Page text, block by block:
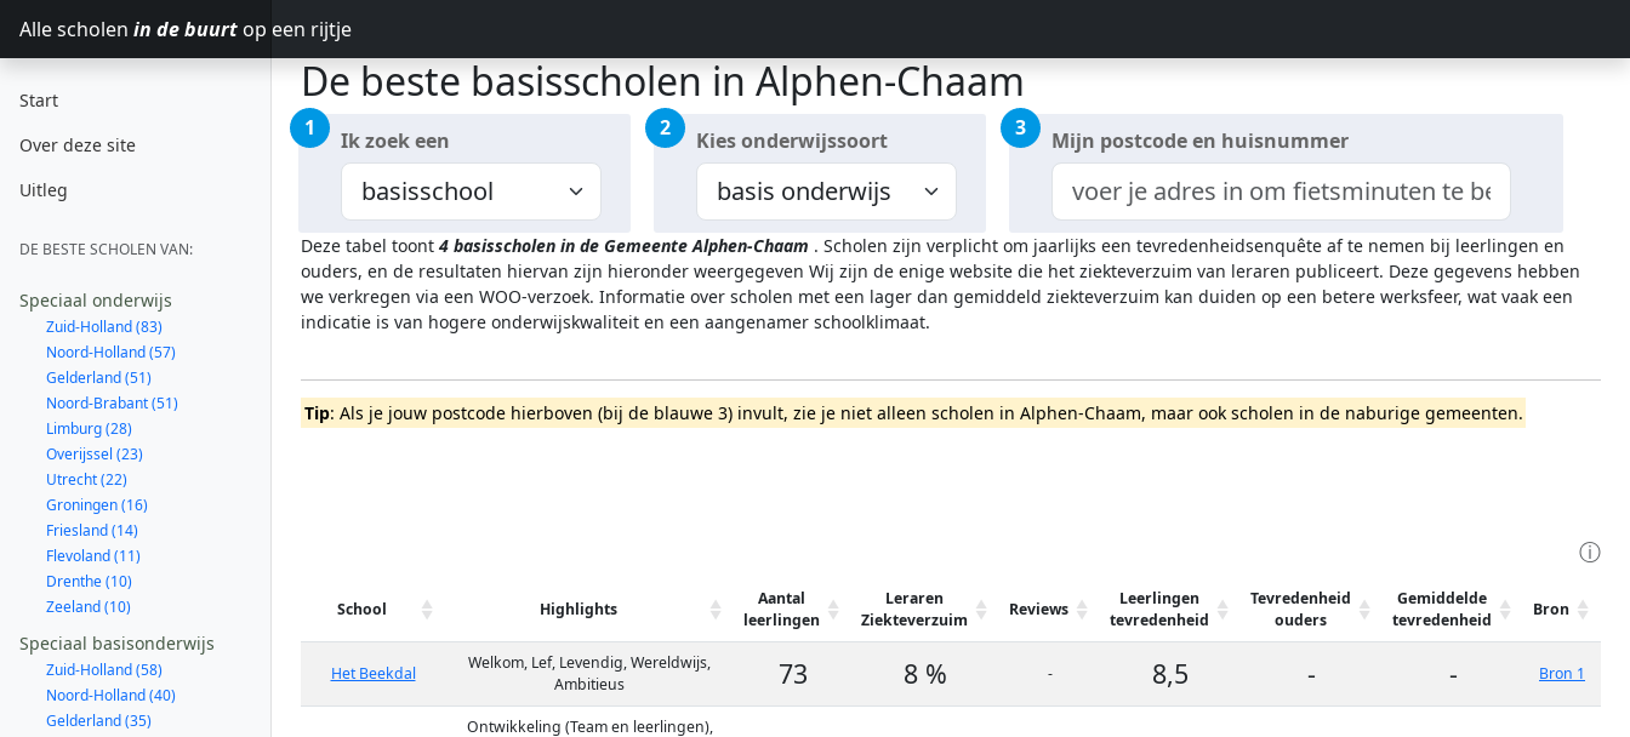
Alle scholen in de buurt op een rijtje
Start
Over deze site
Uitleg
DE BESTE SCHOLEN VAN:
Speciaal onderwijs
Zuid-Holland (83)
Noord-Holland (57)
Gelderland (51)
Noord-Brabant (51)
Limburg (28)
Overijssel (23)
Utrecht (22)
Groningen (16)
Friesland (14)
Flevoland (11)
Drenthe (10)
Zeeland (10)
Speciaal basisonderwijs
Zuid-Holland (58)
Noord-Holland (40)
Gelderland (35)
De beste basisscholen in Alphen-Chaam
1 Ik zoek een 2 Kies onderwijssoort 3 Mijn postcode en huisnummer
Deze tabel toont 4 basisscholen in de Gemeente Alphen-Chaam . Scholen zijn verplicht om jaarlijks een tevredenheidsenquête af te nemen bij leerlingen en
ouders, en de resultaten hiervan zijn hieronder weergegeven Wij zijn de enige website die het ziekteverzuim van leraren publiceert. Deze gegevens hebben
we verkregen via een WOO-verzoek. Informatie over scholen met een lager dan gemiddeld ziekteverzuim kan duiden op een betere werksfeer, wat vaak een
indicatie is van hogere onderwijskwaliteit en een aangenamer schoolklimaat.
Tip: Als je jouw postcode hierboven (bij de blauwe 3) invult, zie je niet alleen scholen in Alphen-Chaam, maar ook scholen in de naburige gemeenten.
ⓘ
School Highlights
Aantal
leerlingen
Leraren
Ziekteverzuim
Reviews
Leerlingen
tevredenheid
Tevredenheid
ouders
Gemiddelde
tevredenheid
Bron
Het Beekdal
Welkom, Lef, Levendig, Wereldwijs,
Ambitieus
73 8 % - 8,5 - - Bron 1
Ontwikkeling (Team en leerlingen),